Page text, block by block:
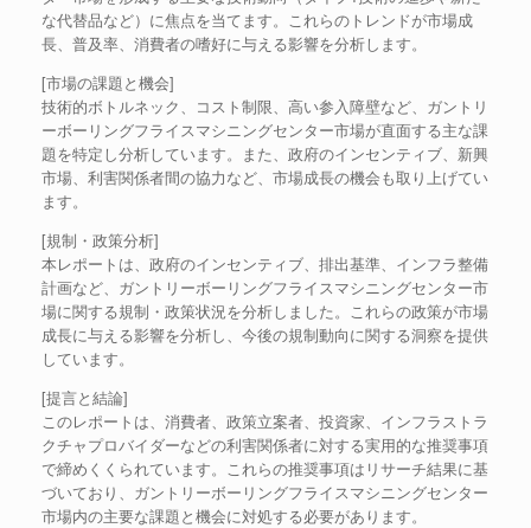
な代替品など）に焦点を当てます。これらのトレンドが市場成
長、普及率、消費者の嗜好に与える影響を分析します。
[市場の課題と機会]
技術的ボトルネック、コスト制限、高い参入障壁など、ガントリ
ーボーリングフライスマシニングセンター市場が直面する主な課
題を特定し分析しています。また、政府のインセンティブ、新興
市場、利害関係者間の協力など、市場成長の機会も取り上げてい
ます。
[規制・政策分析]
本レポートは、政府のインセンティブ、排出基準、インフラ整備
計画など、ガントリーボーリングフライスマシニングセンター市
場に関する規制・政策状況を分析しました。これらの政策が市場
成長に与える影響を分析し、今後の規制動向に関する洞察を提供
しています。
[提言と結論]
このレポートは、消費者、政策立案者、投資家、インフラストラ
クチャプロバイダーなどの利害関係者に対する実用的な推奨事項
で締めくくられています。これらの推奨事項はリサーチ結果に基
づいており、ガントリーボーリングフライスマシニングセンター
市場内の主要な課題と機会に対処する必要があります。